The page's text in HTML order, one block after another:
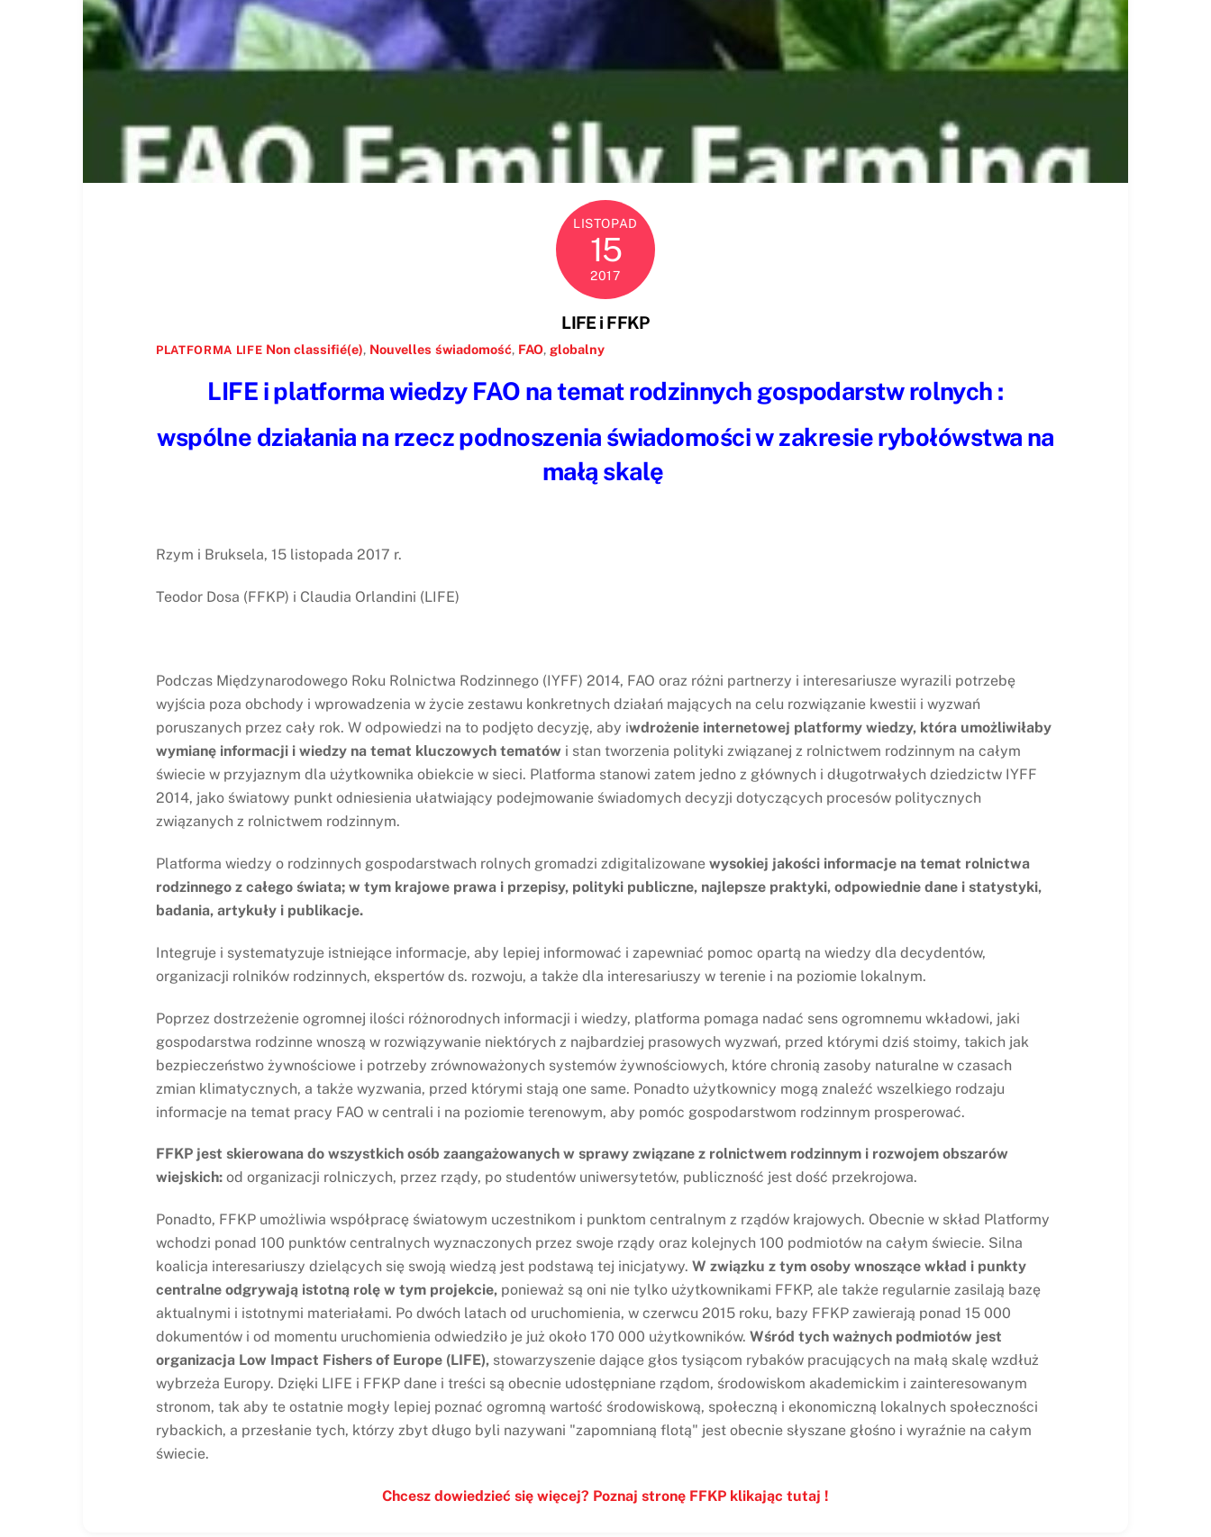
LISTOPAD
15
2017
LIFE i FFKP
PLATFORMA LIFE Non classifié(e), Nouvelles świadomość, FAO,globalny
LIFE i platforma wiedzy FAO na temat rodzinnych gospodarstw rolnych :
wspólne działania na rzecz podnoszenia świadomości w zakresie rybołówstwa na
małą skalę
Rzym i Bruksela, 15 listopada 2017 r.
Teodor Dosa (FFKP) i Claudia Orlandini (LIFE)
Podczas Międzynarodowego Roku Rolnictwa Rodzinnego (IYFF) 2014, FAO oraz różni partnerzy i interesariusze wyrazili potrzebę
wyjścia poza obchody i wprowadzenia w życie zestawu konkretnych działań mających na celu rozwiązanie kwestii i wyzwań
poruszanych przez cały rok. W odpowiedzi na to podjęto decyzję, aby iwdrożenie internetowej platformy wiedzy, która umożliwiłaby
wymianę informacji i wiedzy na temat kluczowych tematów i stan tworzenia polityki związanej z rolnictwem rodzinnym na całym
świecie w przyjaznym dla użytkownika obiekcie w sieci. Platforma stanowi zatem jedno z głównych i długotrwałych dziedzictw IYFF
2014, jako światowy punkt odniesienia ułatwiający podejmowanie świadomych decyzji dotyczących procesów politycznych
związanych z rolnictwem rodzinnym.
Platforma wiedzy o rodzinnych gospodarstwach rolnych gromadzi zdigitalizowanewysokiej jakości informacje na temat rolnictwa
rodzinnego z całego świata; w tym krajowe prawa i przepisy, polityki publiczne, najlepsze praktyki, odpowiednie dane i statystyki,
badania, artykuły i publikacje.
Integruje i systematyzuje istniejące informacje, aby lepiej informować i zapewniać pomoc opartą na wiedzy dla decydentów,
organizacji rolników rodzinnych, ekspertów ds. rozwoju, a także dla interesariuszy w terenie i na poziomie lokalnym.
Poprzez dostrzeżenie ogromnej ilości różnorodnych informacji i wiedzy, platforma pomaga nadać sens ogromnemu wkładowi, jaki
gospodarstwa rodzinne wnoszą w rozwiązywanie niektórych z najbardziej prasowych wyzwań, przed którymi dziś stoimy, takich jak
bezpieczeństwo żywnościowe i potrzeby zrównoważonych systemów żywnościowych, które chronią zasoby naturalne w czasach
zmian klimatycznych, a także wyzwania, przed którymi stają one same. Ponadto użytkownicy mogą znaleźć wszelkiego rodzaju
informacje na temat pracy FAO w centrali i na poziomie terenowym, aby pomóc gospodarstwom rodzinnym prosperować.
FFKP jest skierowana do wszystkich osób zaangażowanych w sprawy związane z rolnictwem rodzinnym i rozwojem obszarów
wiejskich: od organizacji rolniczych, przez rządy, po studentów uniwersytetów, publiczność jest dość przekrojowa.
Ponadto, FFKP umożliwia współpracę światowym uczestnikom i punktom centralnym z rządów krajowych. Obecnie w skład Platformy
wchodzi ponad 100 punktów centralnych wyznaczonych przez swoje rządy oraz kolejnych 100 podmiotów na całym świecie. Silna
koalicja interesariuszy dzielących się swoją wiedzą jest podstawą tej inicjatywy.W związku z tym osoby wnoszące wkład i punkty
centralne odgrywają istotną rolę w tym projekcie, ponieważ są oni nie tylko użytkownikami FFKP, ale także regularnie zasilają bazę
aktualnymi i istotnymi materiałami. Po dwóch latach od uruchomienia, w czerwcu 2015 roku, bazy FFKP zawierają ponad 15 000
dokumentów i od momentu uruchomienia odwiedziło je już około 170 000 użytkowników.Wśród tych ważnych podmiotów jest
organizacja Low Impact Fishers of Europe (LIFE), stowarzyszenie dające głos tysiącom rybaków pracujących na małą skalę wzdłuż
wybrzeża Europy. Dzięki LIFE i FFKP dane i treści są obecnie udostępniane rządom, środowiskom akademickim i zainteresowanym
stronom, tak aby te ostatnie mogły lepiej poznać ogromną wartość środowiskową, społeczną i ekonomiczną lokalnych społeczności
rybackich, a przesłanie tych, którzy zbyt długo byli nazywani "zapomnianą flotą" jest obecnie słyszane głośno i wyraźnie na całym
świecie.
Chcesz dowiedzieć się więcej? Poznaj stronę FFKP klikając tutaj !